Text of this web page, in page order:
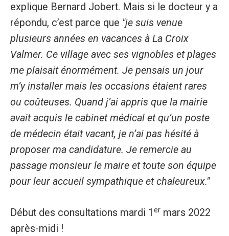
explique Bernard Jobert. Mais si le docteur y a
répondu, c’est parce que "je suis venue
plusieurs années en vacances à La Croix
Valmer. Ce village avec ses vignobles et plages
me plaisait énormément. Je pensais un jour
m’y installer mais les occasions étaient rares
ou coûteuses. Quand j’ai appris que la mairie
avait acquis le cabinet médical et qu’un poste
de médecin était vacant, je n’ai pas hésité à
proposer ma candidature. Je remercie au
passage monsieur le maire et toute son équipe
pour leur accueil sympathique et chaleureux."
Début des consultations mardi 1 ermars 2022
après-midi !